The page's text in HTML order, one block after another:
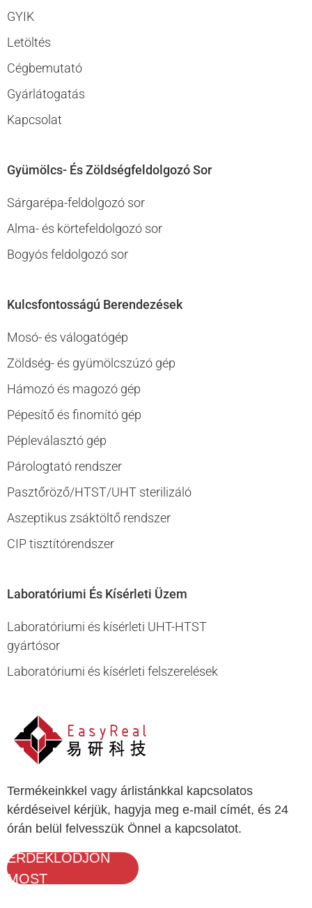
GYIK
Letöltés
Cégbemutató
Gyárlátogatás
Kapcsolat
Gyümölcs- És Zöldségfeldolgozó Sor
Sárgarépa-feldolgozó sor
Alma- és körtefeldolgozó sor
Bogyós feldolgozó sor
Kulcsfontosságú Berendezések
Mosó- és válogatógép
Zöldség- és gyümölcszúzó gép
Hámozó és magozó gép
Pépesítő és finomító gép
Pépleválasztó gép
Párologtató rendszer
Pasztőröző/HTST/UHT sterilizáló
Aszeptikus zsáktöltő rendszer
CIP tisztítórendszer
Laboratóriumi És Kísérleti Üzem
Laboratóriumi és kísérleti UHT-HTST
gyártósor
Laboratóriumi és kísérleti felszerelések
Termékeinkkel vagy árlistánkkal kapcsolatos
kérdéseivel kérjük, hagyja meg e-mail címét, és 24
órán belül felvesszük Önnel a kapcsolatot.
ÉRDEKLŐDJÖN
MOST